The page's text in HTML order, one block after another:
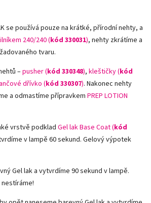
se používá pouze na krátké, přírodní nehty, a
240/240 (kód 330031), nehty zkrátíme a
tvaru.
–pusher (kód 330348), kleštičky (kód
dřívko (kód 330307). Nakonec nehty
a odmastíme přípravkem PREP LOTION
vrstvě podkladGel lak Base Coat (kód
v lampě 60 sekund. Gelový výpotek
Gel lak a vytvrdíme 90 sekund v lampě.